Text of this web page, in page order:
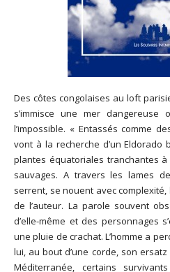
Des côtes congolaises au loft
s’immisce une mer
l’impossible. « Entassés comme
vont à la recherche d’un
plantes équatoriales tranchantes à
sauvages. A travers les lames
serrent, se nouent avec
de l’auteur. La parole souvent
d’elle-même et des personnages
une pluie de crachat. L’homme a
lui, au bout d’une corde, son
Méditerranée, certains